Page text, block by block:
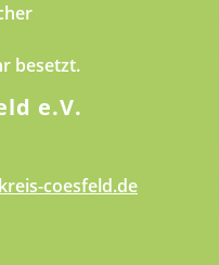
besetzt.
e.V.
coesfeld.de